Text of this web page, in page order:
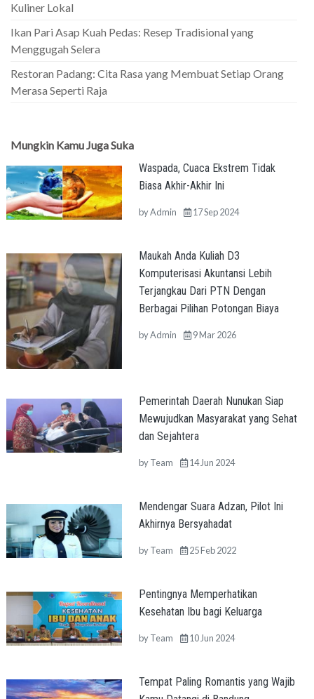
Kuliner Lokal
Ikan Pari Asap Kuah Pedas: Resep Tradisional yang
Menggugah Selera
Restoran Padang: Cita Rasa yang Membuat Setiap Orang
Merasa Seperti Raja
Mungkin Kamu Juga Suka
Waspada, Cuaca Ekstrem Tidak
Biasa Akhir-Akhir Ini
byAdmin 17 Sep 2024
Maukah Anda Kuliah D3
Komputerisasi Akuntansi Lebih
Terjangkau Dari PTN Dengan
Berbagai Pilihan Potongan Biaya
byAdmin 9 Mar 2026
Pemerintah Daerah Nunukan Siap
Mewujudkan Masyarakat yang Sehat
dan Sejahtera
byTeam 14 Jun 2024
Mendengar Suara Adzan, Pilot Ini
Akhirnya Bersyahadat
byTeam 25 Feb 2022
Pentingnya Memperhatikan
Kesehatan Ibu bagi Keluarga
byTeam 10 Jun 2024
Tempat Paling Romantis yang Wajib